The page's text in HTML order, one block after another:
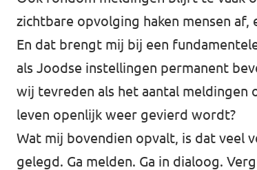
zichtbare opvolging haken mensen
En dat brengt mij bij een
als Joodse instellingen permanent
wij tevreden als het aantal
leven openlijk weer gevierd wordt?
Wat mij bovendien opvalt, is dat veel
gelegd. Ga melden. Ga in dialoog.